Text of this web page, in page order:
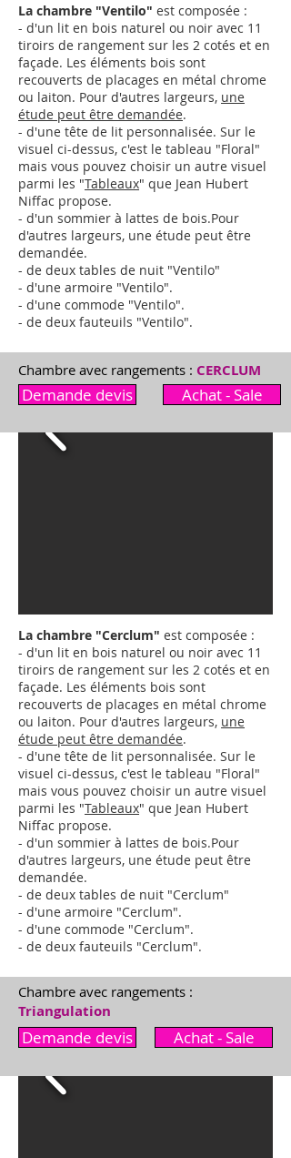
La chambre "Ventilo" est composée :
- d'un lit en bois naturel ou noir avec 11
tiroirs de rangement sur les 2 cotés et en
façade. Les éléments bois sont
recouverts de placages en métal chrome
ou laiton. Pour d'autres largeurs, une
étude peut être demandée.
- d'une tête de lit personnalisée. Sur le
visuel ci-dessus, c'est le tableau "Floral"
mais vous pouvez choisir un autre visuel
parmi les "Tableaux" que Jean Hubert
Niffac propose.
- d'un sommier à lattes de bois.Pour
d'autres largeurs, une étude peut être
demandée.
- de deux tables de nuit "Ventilo"
- d'une armoire "Ventilo".
- d'une commode "Ventilo".
- de deux fauteuils "Ventilo".
Chambre avec rangements : CERCLUM
Demande devis Achat - Sale
La chambre "Cerclum" est composée :
- d'un lit en bois naturel ou noir avec 11
tiroirs de rangement sur les 2 cotés et en
façade. Les éléments bois sont
recouverts de placages en métal chrome
ou laiton. Pour d'autres largeurs, une
étude peut être demandée.
- d'une tête de lit personnalisée. Sur le
visuel ci-dessus, c'est le tableau "Floral"
mais vous pouvez choisir un autre visuel
parmi les "Tableaux" que Jean Hubert
Niffac propose.
- d'un sommier à lattes de bois.Pour
d'autres largeurs, une étude peut être
demandée.
- de deux tables de nuit "Cerclum"
- d'une armoire "Cerclum".
- d'une commode "Cerclum".
- de deux fauteuils "Cerclum".
Chambre avec rangements :
Triangulation
Demande devis Achat - Sale